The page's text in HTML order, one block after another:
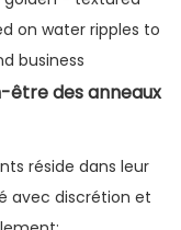
être des anneaux
réside dans leur
avec discrétion et